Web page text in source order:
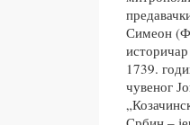
Симеон
1739.
чувеног